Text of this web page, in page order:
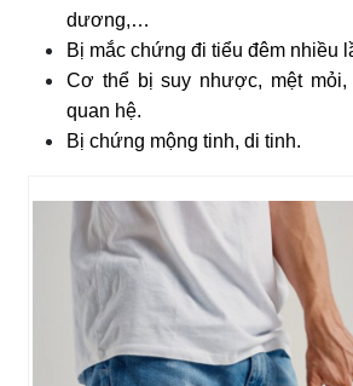
dương,…
Bị mắc chứng đi tiểu đêm nhiều
Cơ thể bị suy nhược, mệt
quan hệ.
Bị chứng mộng tinh, di tinh.